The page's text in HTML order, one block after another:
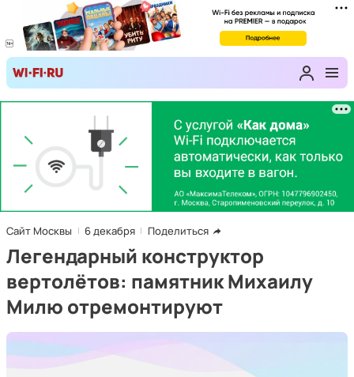
Сайт Москвы 6 декабря Поделиться
Легендарный конструктор
вертолётов: памятник Михаилу
Милю отремонтируют